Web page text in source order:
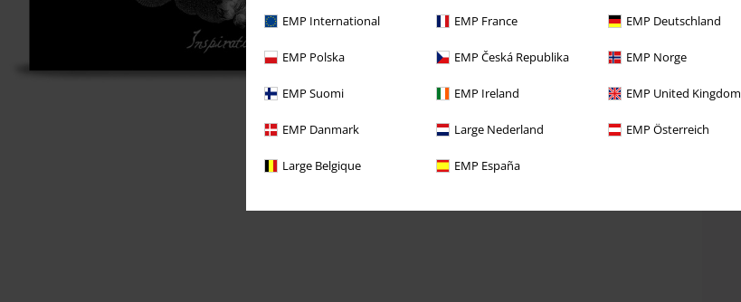
EMP International EMP France EMP Deutschland
EMP Polska EMP Česká Republika EMP Norge
EMP Suomi EMP Ireland EMP United Kingdom
EMP Danmark Large Nederland EMP Österreich
Large Belgique EMP España